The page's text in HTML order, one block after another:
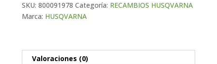
SKU: 800091978 Categoría: RECAMBIOS HUSQVARNA
Marca: HUSQVARNA
Valoraciones (0)